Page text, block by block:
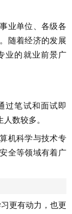
业单位、各级各
随着经济的发展
业的就业前景广
过笔试和面试即
数较多。
机科学与技术专
全等领域有着广
更有动力，也更